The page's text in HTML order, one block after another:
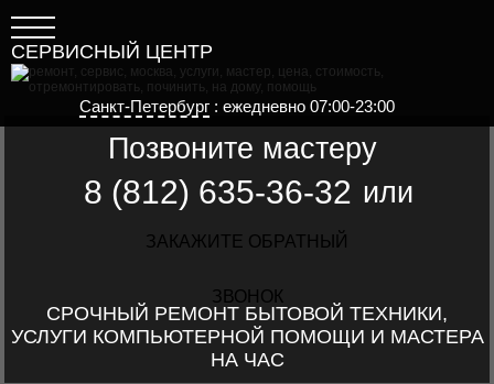
СЕРВИСНЫЙ ЦЕНТР
Санкт-Петербург : ежедневно 07:00-23:00
Позвоните мастеру
8 (812) 635-36-32 или
ЗАКАЖИТЕ ОБРАТНЫЙ
ЗВОНОК
СРОЧНЫЙ РЕМОНТ БЫТОВОЙ ТЕХНИКИ,
УСЛУГИ КОМПЬЮТЕРНОЙ ПОМОЩИ И МАСТЕРА
НА ЧАС